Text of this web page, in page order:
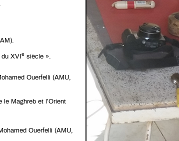
XVI e siècle ».
Ouerfelli (AMU,
Maghreb et l’Orient
Ouerfelli (AMU,